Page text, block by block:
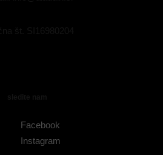
Facebook
Instagram